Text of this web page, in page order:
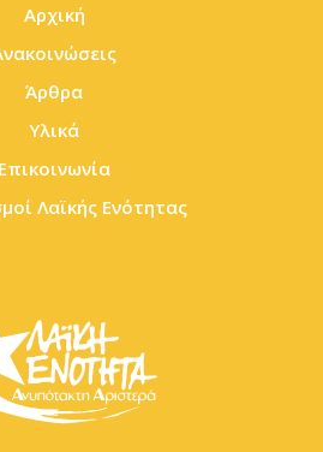
Αρχική
Άρθρα
Υλικά
Επικοινωνία
Λαϊκής Ενότητας